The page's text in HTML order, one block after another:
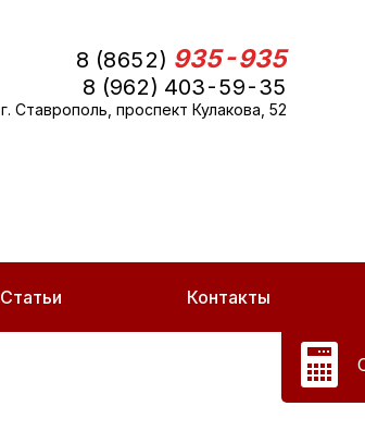
8 (8652) 935-935
8 (962) 403-59-35
г. Ставрополь, проспект Кулакова, 52
Статьи Контакты